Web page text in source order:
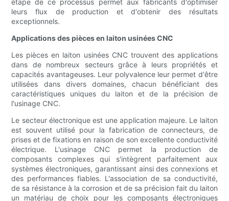
étape de ce processus permet aux fabricants d'optimiser
leurs flux de production et d'obtenir des résultats
exceptionnels.
Applications des pièces en laiton usinées CNC
Les pièces en laiton usinées CNC trouvent des applications
dans de nombreux secteurs grâce à leurs propriétés et
capacités avantageuses. Leur polyvalence leur permet d'être
utilisées dans divers domaines, chacun bénéficiant des
caractéristiques uniques du laiton et de la précision de
l'usinage CNC.
Le secteur électronique est une application majeure. Le laiton
est souvent utilisé pour la fabrication de connecteurs, de
prises et de fixations en raison de son excellente conductivité
électrique. L'usinage CNC permet la production de
composants complexes qui s'intègrent parfaitement aux
systèmes électroniques, garantissant ainsi des connexions et
des performances fiables. L'association de sa conductivité,
de sa résistance à la corrosion et de sa précision fait du laiton
un matériau de choix pour les composants électroniques